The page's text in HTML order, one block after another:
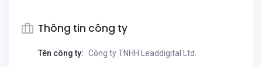
Thông tin công ty
Tên công ty: Công ty TNHH Leaddigital Ltd.